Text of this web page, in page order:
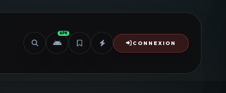
APK
CONNEXION